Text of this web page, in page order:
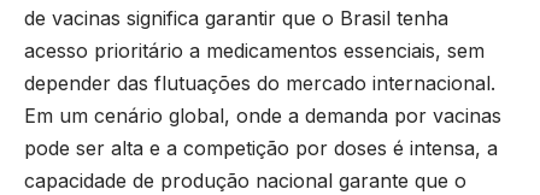
de vacinas significa garantir que o Brasil tenha
acesso prioritário a medicamentos essenciais, sem
depender das flutuações do mercado internacional.
Em um cenário global, onde a demanda por vacinas
pode ser alta e a competição por doses é intensa, a
capacidade de produção nacional garante que o